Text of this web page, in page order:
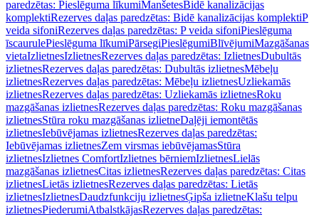
paredzētas: Pieslēguma līkumiManšetesBidē kanalizācijas
komplektiRezerves daļas paredzētas: Bidē kanalizācijas komplektiP
veida sifoniRezerves daļas paredzētas: P veida sifoniPieslēguma
īscaurulePieslēguma līkumiPārsegiPieslēgumiBlīvējumiMazgāšanas
vietaIzlietnesIzlietnesRezerves daļas paredzētas: IzlietnesDubultās
izlietnesRezerves daļas paredzētas: Dubultās izlietnesMēbeļu
izlietnesRezerves daļas paredzētas: Mēbeļu izlietnesUzliekamās
izlietnesRezerves daļas paredzētas: Uzliekamās izlietnesRoku
mazgāšanas izlietnesRezerves daļas paredzētas: Roku mazgāšanas
izlietnesStūra roku mazgāšanas izlietneDaļēji iemontētās
izlietnesIebūvējamas izlietnesRezerves daļas paredzētas:
Iebūvējamas izlietnesZem virsmas iebūvējamasStūra
izlietnesIzlietnes ComfortIzlietnes bērniemIzlietnesLielās
mazgāšanas izlietnesCitas izlietnesRezerves daļas paredzētas: Citas
izlietnesLietās izlietnesRezerves daļas paredzētas: Lietās
izlietnesIzlietnesDaudzfunkciju izlietnesĢipša izlietneKlašu telpu
izlietnesPiederumiAtbalstkājasRezerves daļas paredzētas: